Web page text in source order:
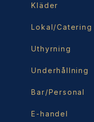
Kläder
Lokal/Catering
Uthyrning
Underhållning
Bar/Personal
E-handel